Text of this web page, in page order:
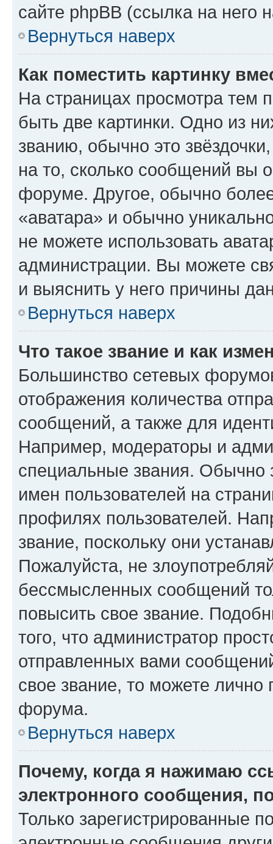
сайте phpBB (ссылка на него
Вернуться наверх
Как поместить картинку
На страницах просмотра тем
быть две картинки. Одно из
званию, обычно это
на то, сколько сообщений вы
форуме. Другое, обычно
«аватара» и обычно
не можете использовать
администрации. Вы можете
и выяснить у него причины
Вернуться наверх
Что такое звание и как
Большинство сетевых
отображения количества
сообщений, а также для
Например, модераторы и
специальные звания. Обычно
имен пользователей на
профилях пользователей.
звание, поскольку они
Пожалуйста, не
бессмысленных сообщений
повысить свое звание.
того, что администратор
отправленных вами
свое звание, то можете лично
форума.
Вернуться наверх
Почему, когда я нажимаю
электронного сообщения,
Только зарегистрированные